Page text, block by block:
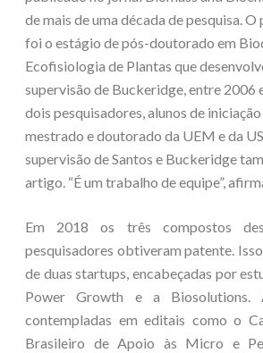
de mais de uma década de pesquisa.
foi o estágio de pós-doutorado em
Ecofisiologia de Plantas que
supervisão de Buckeridge, entre 2006
dois pesquisadores, alunos de
mestrado e doutorado da UEM e da
supervisão de Santos e Buckeridge
artigo. “É um trabalho de equipe”,
Em 2018 os três compostos
pesquisadores obtiveram patente.
de duas startups, encabeçadas por
Power Growth e a Biosolutions.
contempladas em editais como o
Brasileiro de Apoio às Micro e